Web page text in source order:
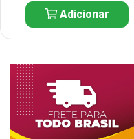
Adicionar